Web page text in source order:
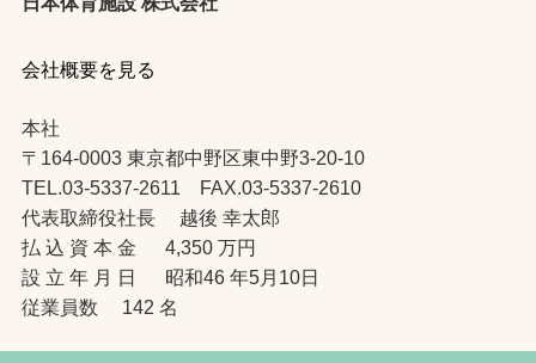
会社概要を見る
本社
〒164-0003 東京都中野区東中野3-20-10
TEL.03-5337-2611 FAX.03-5337-2610
代表取締役社長 越後 幸太郎
払 込 資 本 金 4,350 万円
設 立 年 月 日 昭和46 年5月10日
従業員数 142 名